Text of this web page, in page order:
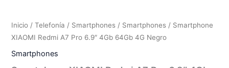
Inicio /Telefonía / Smartphones / Smartphones / Smartphone
XIAOMI Redmi A7 Pro 6.9″ 4Gb 64Gb 4G Negro
Smartphones